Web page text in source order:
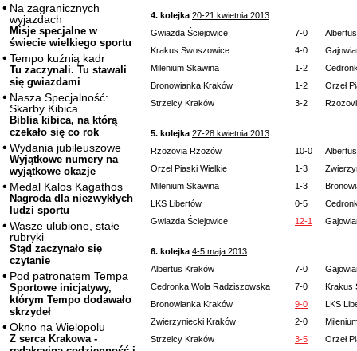
Na zagranicznych
wyjazdach
Misje specjalne w
świecie wielkiego sportu
Tempo kuźnią kadr
Tu zaczynali. Tu stawali
się gwiazdami
Nasza Specjalność:
Skarby Kibica
Biblia kibica, na którą
czekało się co rok
Wydania jubileuszowe
Wyjątkowe numery na
wyjątkowe okazje
Medal Kalos Kagathos
Nagroda dla niezwykłych
ludzi sportu
Wasze ulubione, stałe
rubryki
Stąd zaczynało się
czytanie
Pod patronatem Tempa
Sportowe inicjatywy,
którym Tempo dodawało
skrzydeł
Okno na Wielopolu
Z serca Krakowa -
4. kolejka 20-21 kwietnia 2013
Gwiazda Ściejowice
7-0
Krakus Swoszowice
4-0
Milenium Skawina
1-2
Bronowianka Kraków
1-2
Orzeł
Strzelcy Kraków
3-2
5. kolejka 27-28 kwietnia 2013
Rzozovia Rzozów
10-0
Orzeł Piaski Wielkie
1-3
Milenium Skawina
1-3
LKS Libertów
0-5
Gwiazda Ściejowice
12-1
6. kolejka 4-5 maja 2013
Albertus Kraków
7-0
Cedronka Wola Radziszowska
7-0
Krakus
Bronowianka Kraków
9-0
LKS
Zwierzyniecki Kraków
2-0
Strzelcy Kraków
3-5 Orzeł